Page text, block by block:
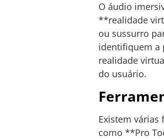
O áudio
**realidade
ou sussurro
identifiquem a
realidade
do usuário.
Existem
como **Pro